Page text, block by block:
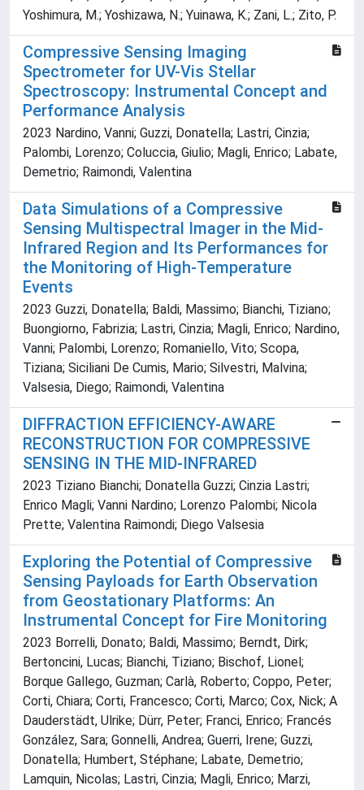
Yoshimura, M.; Yoshizawa, N.; Yuinawa, K.; Zani, L.; Zito, P.
Compressive Sensing Imaging
Spectrometer for UV-Vis Stellar
Spectroscopy: Instrumental Concept and
Performance Analysis
2023 Nardino, Vanni; Guzzi, Donatella; Lastri, Cinzia;
Palombi, Lorenzo; Coluccia, Giulio; Magli, Enrico; Labate,
Demetrio; Raimondi, Valentina
Data Simulations of a Compressive
Sensing Multispectral Imager in the Mid-
Infrared Region and Its Performances for
the Monitoring of High-Temperature
Events
2023 Guzzi, Donatella; Baldi, Massimo; Bianchi, Tiziano;
Buongiorno, Fabrizia; Lastri, Cinzia; Magli, Enrico; Nardino,
Vanni; Palombi, Lorenzo; Romaniello, Vito; Scopa,
Tiziana; Siciliani De Cumis, Mario; Silvestri, Malvina;
Valsesia, Diego; Raimondi, Valentina
DIFFRACTION EFFICIENCY-AWARE
RECONSTRUCTION FOR COMPRESSIVE
SENSING IN THE MID-INFRARED
2023 Tiziano Bianchi; Donatella Guzzi; Cinzia Lastri;
Enrico Magli; Vanni Nardino; Lorenzo Palombi; Nicola
Prette; Valentina Raimondi; Diego Valsesia
Exploring the Potential of Compressive
Sensing Payloads for Earth Observation
from Geostationary Platforms: An
Instrumental Concept for Fire Monitoring
2023 Borrelli, Donato; Baldi, Massimo; Berndt, Dirk;
Bertoncini, Lucas; Bianchi, Tiziano; Bischof, Lionel;
Borque Gallego, Guzman; Carlà, Roberto; Coppo, Peter;
Corti, Chiara; Corti, Francesco; Corti, Marco; Cox, Nick; A
Dauderstädt, Ulrike; Dürr, Peter; Franci, Enrico; Francés
González, Sara; Gonnelli, Andrea; Guerri, Irene; Guzzi,
Donatella; Humbert, Stéphane; Labate, Demetrio;
Lamquin, Nicolas; Lastri, Cinzia; Magli, Enrico; Marzi,